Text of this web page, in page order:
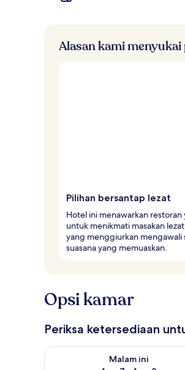
Alasan kami
Pilihan bersantap lezat
Hotel ini menawarkan
untuk menikmati masakan
yang menggiurkan
suasana yang memuaskan.
Opsi kamar
Periksa ketersediaan
Malam ini
Periksa ketersediaan untuk